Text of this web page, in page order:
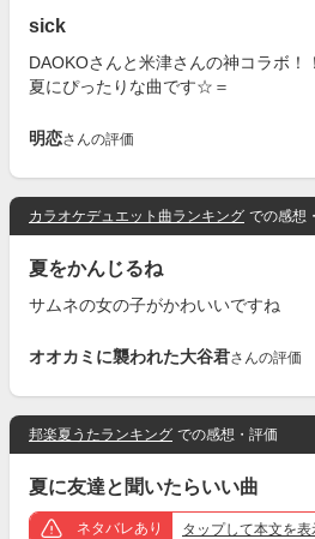
sick
DAOKOさんと米津さんの神コラボ！！
夏にぴったりな曲です☆＝
明恋さんの評価
カラオケデュエット曲ランキング での感想
夏をかんじるね
サムネの女の子がかわいいですね
オオカミに襲われた大谷君さんの評価
邦楽夏うたランキング での感想・評価
夏に友達と聞いたらいい曲
ネタバレあり タップして本文を表